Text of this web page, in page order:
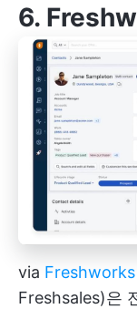
6.
via Freshworks
Freshsales)은